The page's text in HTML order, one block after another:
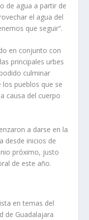
de agua a partir de
el agua del
que seguir”.
en conjunto con
principales urbes
culminar
los pueblos que se
causa del cuerpo
a darse en la
desde inicios de
próximo, justo
de este año.
en temas del
de Guadalajara